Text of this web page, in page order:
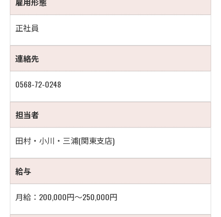
正社員
連絡先
0568-72-0248
担当者
田村・小川・三浦(関東支店)
給与
月給：200,000円～250,000円